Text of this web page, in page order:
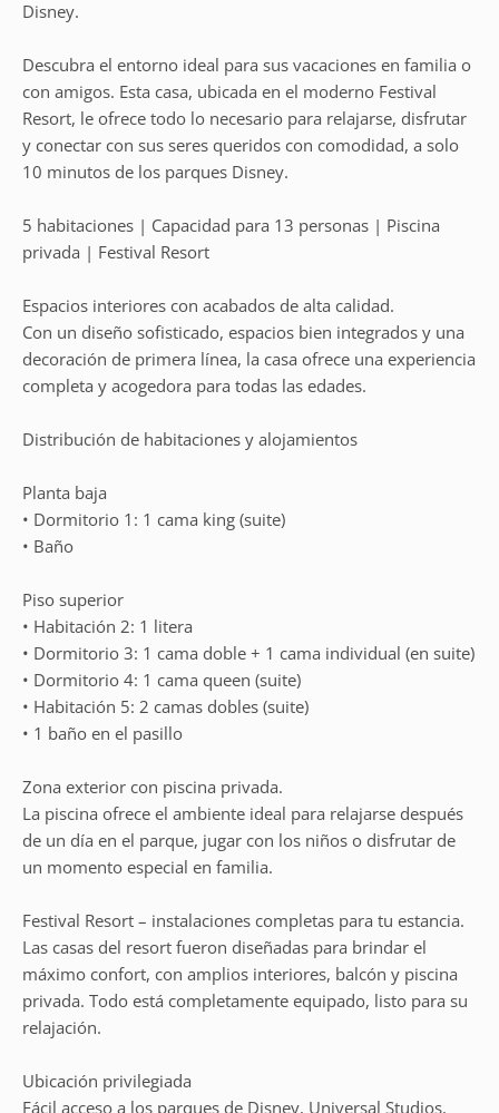
Disney.
Descubra el entorno ideal para sus vacaciones en familia o
con amigos. Esta casa, ubicada en el moderno Festival
Resort, le ofrece todo lo necesario para relajarse, disfrutar
y conectar con sus seres queridos con comodidad, a solo
10 minutos de los parques Disney.
5 habitaciones | Capacidad para 13 personas | Piscina
privada | Festival Resort
Espacios interiores con acabados de alta calidad.
Con un diseño sofisticado, espacios bien integrados y una
decoración de primera línea, la casa ofrece una experiencia
completa y acogedora para todas las edades.
Distribución de habitaciones y alojamientos
Planta baja
• Dormitorio 1: 1 cama king (suite)
• Baño
Piso superior
• Habitación 2: 1 litera
• Dormitorio 3: 1 cama doble + 1 cama individual (en suite)
• Dormitorio 4: 1 cama queen (suite)
• Habitación 5: 2 camas dobles (suite)
• 1 baño en el pasillo
Zona exterior con piscina privada.
La piscina ofrece el ambiente ideal para relajarse después
de un día en el parque, jugar con los niños o disfrutar de
un momento especial en familia.
Festival Resort – instalaciones completas para tu estancia.
Las casas del resort fueron diseñadas para brindar el
máximo confort, con amplios interiores, balcón y piscina
privada. Todo está completamente equipado, listo para su
relajación.
Ubicación privilegiada
Fácil acceso a los parques de Disney, Universal Studios,